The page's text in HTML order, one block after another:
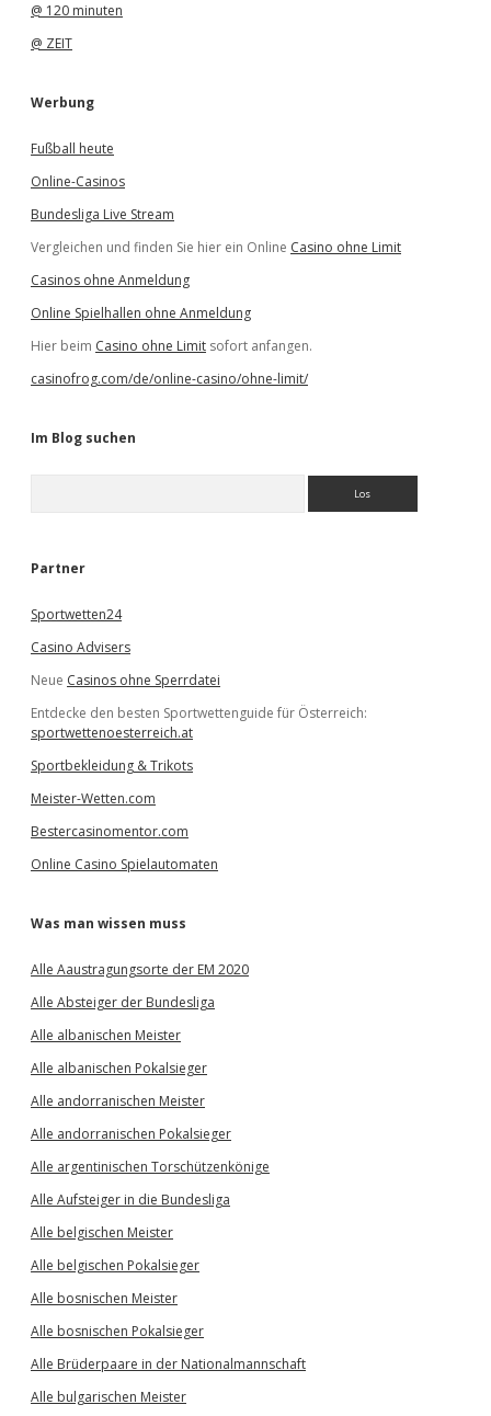
@ 120 minuten
@ ZEIT
Werbung
Fußball heute
Online-Casinos
Bundesliga Live Stream
Vergleichen und finden Sie hier ein Online Casino ohne Limit
Casinos ohne Anmeldung
Online Spielhallen ohne Anmeldung
Hier beim Casino ohne Limit sofort anfangen.
casinofrog.com/de/online-casino/ohne-limit/
Im Blog suchen
e
Partner
Sportwetten24
Casino Advisers
Neue Casinos ohne Sperrdatei
Entdecke den besten Sportwettenguide für Österreich:
sportwettenoesterreich.at
Sportbekleidung & Trikots
Meister-Wetten.com
Bestercasinomentor.com
Online Casino Spielautomaten
Was man wissen muss
Alle Aaustragungsorte der EM 2020
Alle Absteiger der Bundesliga
Alle albanischen Meister
Alle albanischen Pokalsieger
Alle andorranischen Meister
Alle andorranischen Pokalsieger
Alle argentinischen Torschützenkönige
Alle Aufsteiger in die Bundesliga
Alle belgischen Meister
Alle belgischen Pokalsieger
Alle bosnischen Meister
Alle bosnischen Pokalsieger
Alle Brüderpaare in der Nationalmannschaft
Alle bulgarischen Meister